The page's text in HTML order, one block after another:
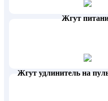
Жгут
Жгут удлинитель на